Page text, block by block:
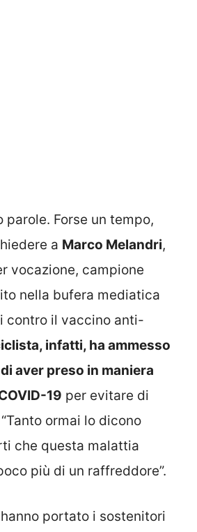
parole. Forse un tempo,
a Marco Melandri,
vocazione, campione
nella bufera mediatica
contro il vaccino anti-
infatti, ha ammesso
aver preso in maniera
19 per evitare di
ormai lo dicono
che questa malattia
più di un raffreddore”.
portato i sostenitori